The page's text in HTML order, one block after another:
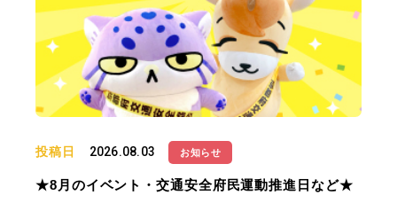
投稿日 2026.08.03 お知らせ
★8月のイベント・交通安全府民運動推進日など★